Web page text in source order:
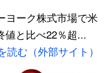
ヨーク株式市場で米
値と比べ22％超...
読む（外部サイト）